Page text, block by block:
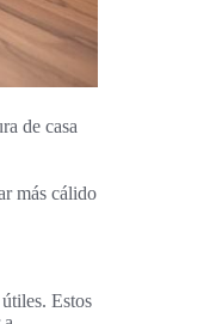
de casa
más cálido
Estos